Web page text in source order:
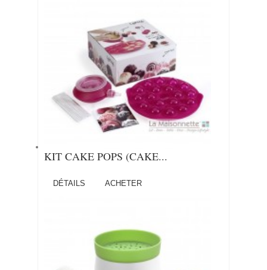
KIT CAKE POPS (CAKE...
DÉTAILS ACHETER